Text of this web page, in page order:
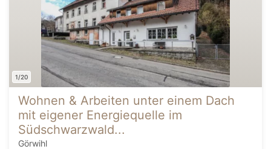
1/20
Wohnen & Arbeiten unter einem Dach
mit eigener Energiequelle im
Südschwarzwald...
Görwihl